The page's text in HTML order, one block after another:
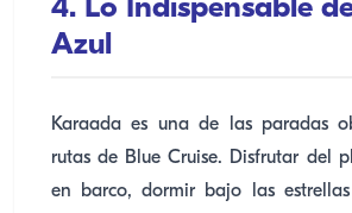
4. Lo Indispensable
Azul
Karaada es una de las paradas
rutas de Blue Cruise. Disfrutar del
en barco, dormir bajo las